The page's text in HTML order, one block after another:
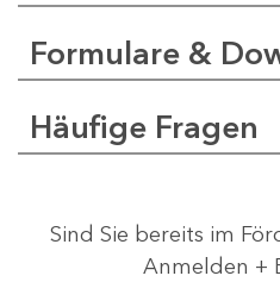
Formulare &
Häufige Fragen
Sind Sie bereits im
Anmelden +